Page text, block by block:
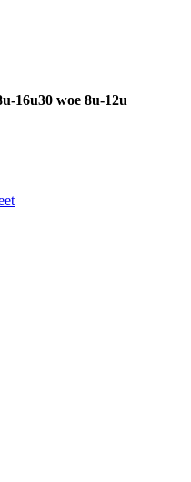
16u30 woe 8u-12u